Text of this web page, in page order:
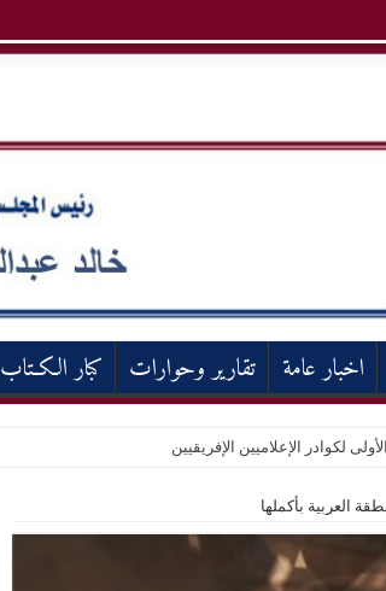
اخبار عامة تقارير وحوارات كبار الكـتاب
لكوادر الإعلاميين الإفريقيين
العربية بأكملها